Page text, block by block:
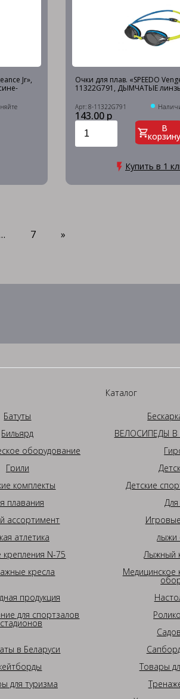
Jr»,
Очки для плав. «SPEEDO
11322G791, ДЫМЧАТЫЕ
Арт: 8-11322G791
143.00 р
В
корзину
Купить в 1
7 »
Каталог
Батуты
Бильярд
ВЕЛОСИПЕДЫ В
оборудование
Грили
комплекты
Детские
плавания
ассортимент
атлетика
лыжи
N-75
Лыжный
кресла
Медицинское
продукция
для спортзалов
в Беларуси
Товары
для туризма